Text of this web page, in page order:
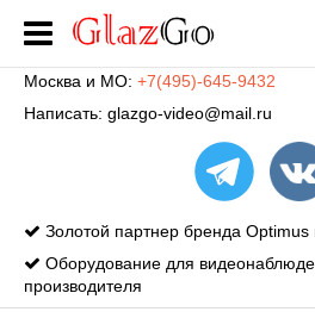
Москва и МО: +7(495)-645-9432
Написать: glazgo-video@mail.ru
Золотой партнер бренда
Оборудование для
производителя